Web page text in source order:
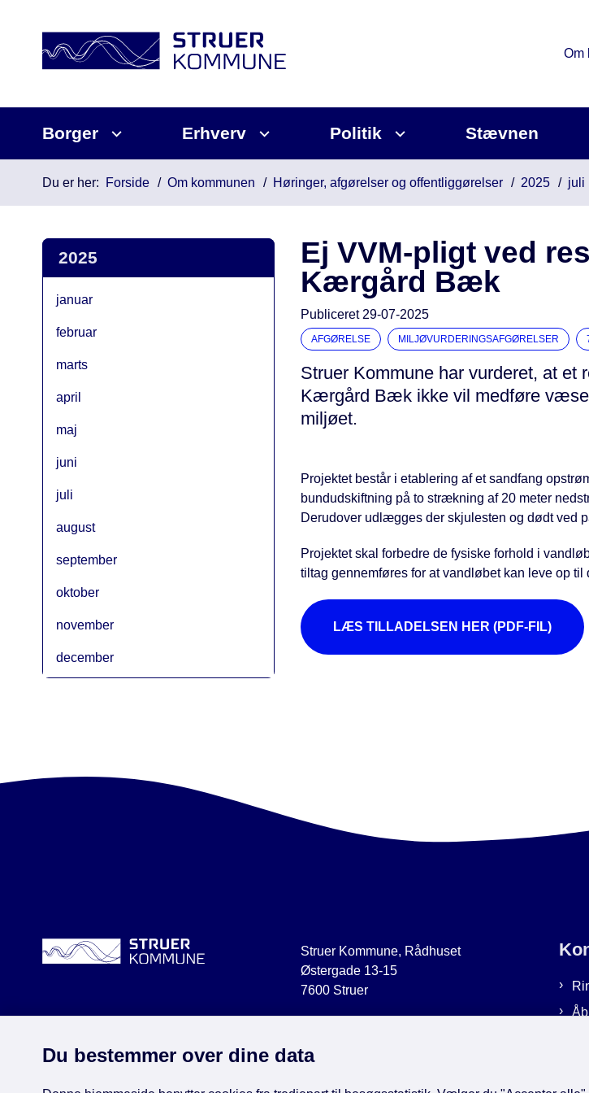
Om
Borger Erhverv Politik Stævnen
Du er her: Forside Om kommunen Høringer, afgørelser og offentliggørelser 2025 juli
2025
januar
februar
marts
april
maj
juni
juli
august
september
oktober
november
december
Ej VVM-pligt ved
Kærgård Bæk
Publiceret 29-07-2025
AFGØRELSE MILJØVURDERINGSAFGØRELSER
Struer Kommune har vurderet, at et
Kærgård Bæk ikke vil medføre
miljøet.
Projektet består i etablering af et sandfang
bundudskiftning på to strækning af 20 meter
Derudover udlægges der skjulesten og dødt ved
Projektet skal forbedre de fysiske forhold i
tiltag gennemføres for at vandløbet kan leve op til
LÆS TILLADELSEN HER (PDF-FIL)
Struer Kommune, Rådhuset
Østergade 13-15
7600 Struer
Du bestemmer over dine data